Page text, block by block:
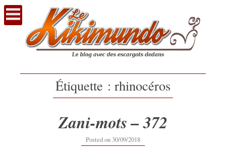
Voir
contenu
Étiquette : rhinocéros
Zani-mots – 372
Posted on30/09/201812/09/2019